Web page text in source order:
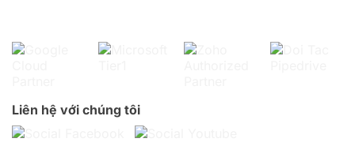
Liên hệ với chúng tôi